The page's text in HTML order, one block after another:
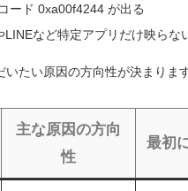
ード 0xa00f4244 が出る
LINEなど特定アプリだけ映らな
いたい原因の方向性が決まります
主な原因の方向
性
最初